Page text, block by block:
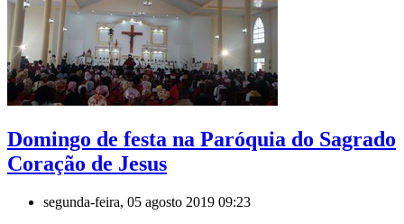
Domingo de festa na Paróquia do Sagrado
Coração de Jesus
segunda-feira, 05 agosto 2019 09:23